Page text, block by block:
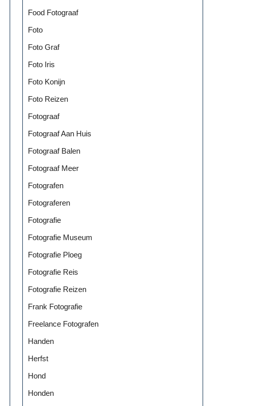
Food Fotograaf
Foto
Foto Graf
Foto Iris
Foto Konijn
Foto Reizen
Fotograaf
Fotograaf Aan Huis
Fotograaf Balen
Fotograaf Meer
Fotografen
Fotograferen
Fotografie
Fotografie Museum
Fotografie Ploeg
Fotografie Reis
Fotografie Reizen
Frank Fotografie
Freelance Fotografen
Handen
Herfst
Hond
Honden